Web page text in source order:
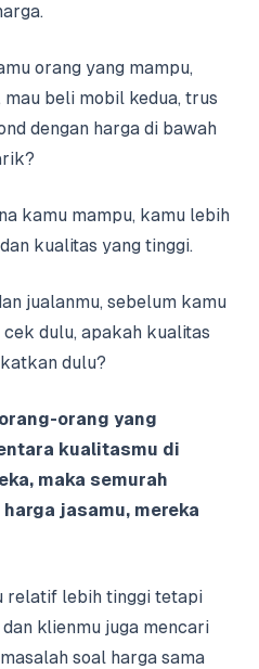
orang yang mampu,
beli mobil kedua, trus
dengan harga di bawah
kamu mampu, kamu lebih
kualitas yang tinggi.
jualanmu, sebelum kamu
dulu, apakah kualitas
dulu?
orang yang
kualitasmu di
maka semurah
jasamu, mereka
relatif lebih tinggi tetapi
klienmu juga mencari
soal harga sama